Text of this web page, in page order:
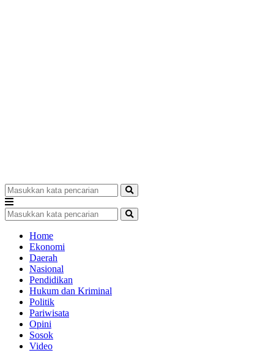
Home
Ekonomi
Daerah
Nasional
Pendidikan
Hukum dan Kriminal
Politik
Pariwisata
Opini
Sosok
Video